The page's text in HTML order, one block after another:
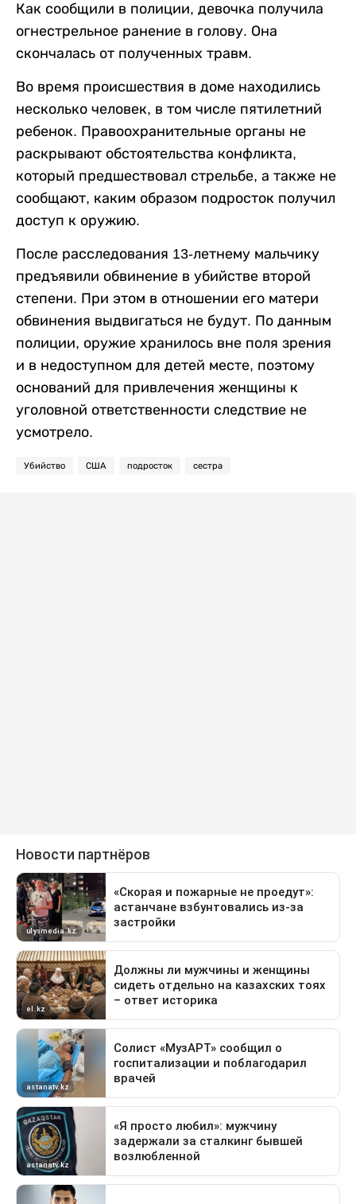
Как сообщили в полиции, девочка получила
огнестрельное ранение в голову. Она
скончалась от полученных травм.
Во время происшествия в доме находились
несколько человек, в том числе пятилетний
ребенок. Правоохранительные органы не
раскрывают обстоятельства конфликта,
который предшествовал стрельбе, а также не
сообщают, каким образом подросток получил
доступ к оружию.
После расследования 13-летнему мальчику
предъявили обвинение в убийстве второй
степени. При этом в отношении его матери
обвинения выдвигаться не будут. По данным
полиции, оружие хранилось вне поля зрения
и в недоступном для детей месте, поэтому
оснований для привлечения женщины к
уголовной ответственности следствие не
усмотрело.
Убийство США подросток сестра